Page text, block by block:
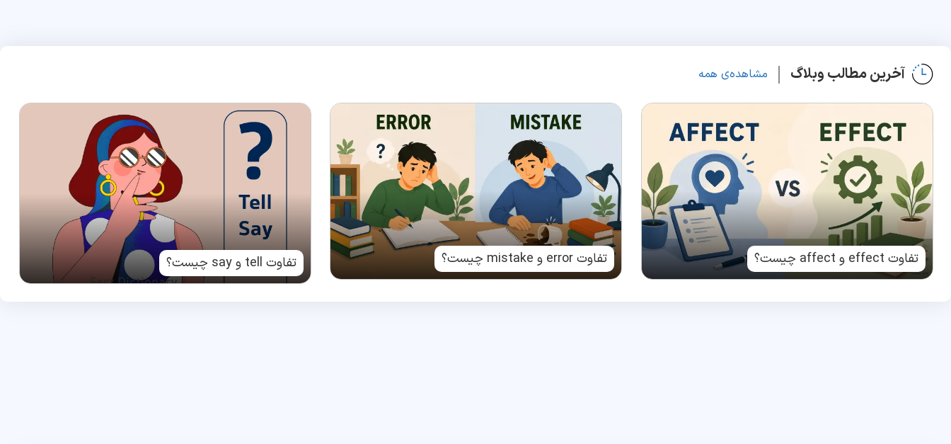
آخرین مطالب وبلاگ مشاهده‌ی همه
تفاوت effect و affect چیست؟ تفاوت error و mistake چیست؟ تفاوت tell و say چیست؟